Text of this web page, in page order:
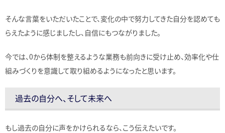
そんな言葉をいただいたことで、変化の中で努力してきた自分を認めても
らえたように感じましたし、自信にもつながりました。
今では、0から体制を整えるような業務も前向きに受け止め、効率化や仕
組みづくりを意識して取り組めるようになったと思います。
過去の自分へ、そして未来へ
もし過去の自分に声をかけられるなら、こう伝えたいです。